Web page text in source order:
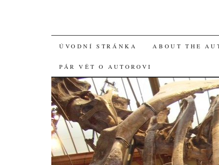
SKIP
TO
CONTENT
ÚVODNÍ STRÁNKA ABOUT THE
PÁR VĚT O AUTOROVI